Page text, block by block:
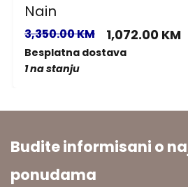
Nain
3,350.00 KM 1,072.00 KM
Besplatna dostava
1 na stanju
Budite informisani o
ponudama